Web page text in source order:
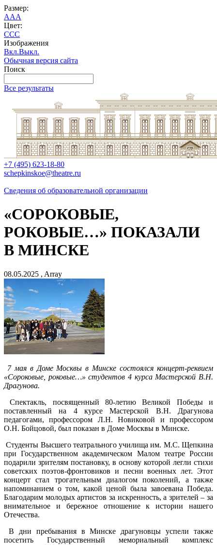
Размер:
AAA
Цвет:
CCC
Изображения
Вкл.Выкл.
Обычная версия сайта
Поиск
Все результаты
+7 (495) 623-18-80
schepkinskoe@theatre.ru
Сведения об образовательной организации
«СОРОКОВЫЕ,
РОКОВЫЕ…» ПОКАЗАЛИ
В МИНСКЕ
08.05.2025 , Array
7 мая в Доме Москвы в Минске состоялся концерт-реквием
«Сороковые, роковые…» студентов 4 курса Мастерской В.Н.
Драгунова.
Спектакль, посвященный 80-летию Великой Победы и
поставленный на 4 курсе Мастерской В.Н. Драгунова
педагогами, профессором Л.Н. Новиковой и профессором
О.Н. Бойцовой, был показан в Доме Москвы в Минске.
Студенты Высшего театрального училища им. М.С. Щепкина
при Государственном академическом Малом театре России
подарили зрителям постановку, в основу которой легли стихи
советских поэтов-фронтовиков и песни военных лет. Этот
концерт стал трогательным диалогом поколений, а также
напоминанием о том, какой ценой была завоевана Победа.
Благодарим молодых артистов за искренность, а зрителей – за
внимательное и бережное отношение к истории нашего
Отечества.
В дни пребывания в Минске драгуновцы успели также
посетить Государственный мемориальный комплекс